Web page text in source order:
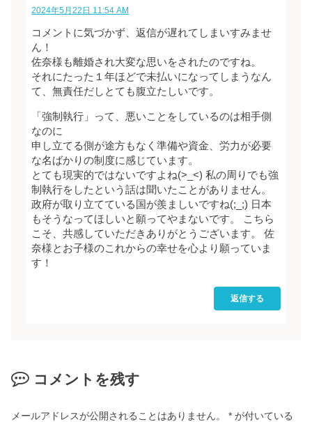
2024年5月22日 11:54 AM
コメントに気づかず、返信が遅れてしまいすみませ
ん！
佐奈様も離婚され大変な思いをされたのですね。
それにたった１年ほどで未払いになってしまうなん
て、無責任だしとても腹立たしいです。
「強制執行」って、悪いことをしているのは相手側
なのに
申し立てる側が途方もなく準備や資金、労力が必要
な名ばかりの制度に感じています。
とても現実的ではないですよね(>_<) 私の周りでも強
制執行をしたという話は聞いたことがありません。
政府が取り立てている国が羨ましいですね(;_;) 日本
もそうなってほしいと願ってやまないです。 こちら
こそ、共感していただきありがとうございます。 佐
奈様とお子様のこれからの幸せを心より願っていま
す！
返信する
コメントを残す
メールアドレスが公開されることはありません。 * が付いている